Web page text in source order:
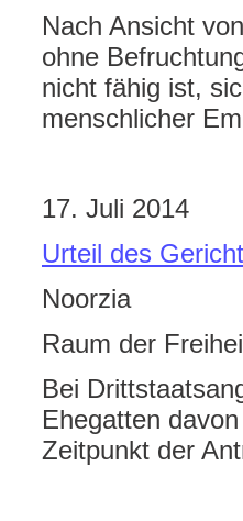
Nach Ansicht
ohne
nicht fähig ist,
menschlicher
17. Juli 2014
Urteil des
Noorzia
Raum der
Bei
Ehegatten
Zeitpunkt der